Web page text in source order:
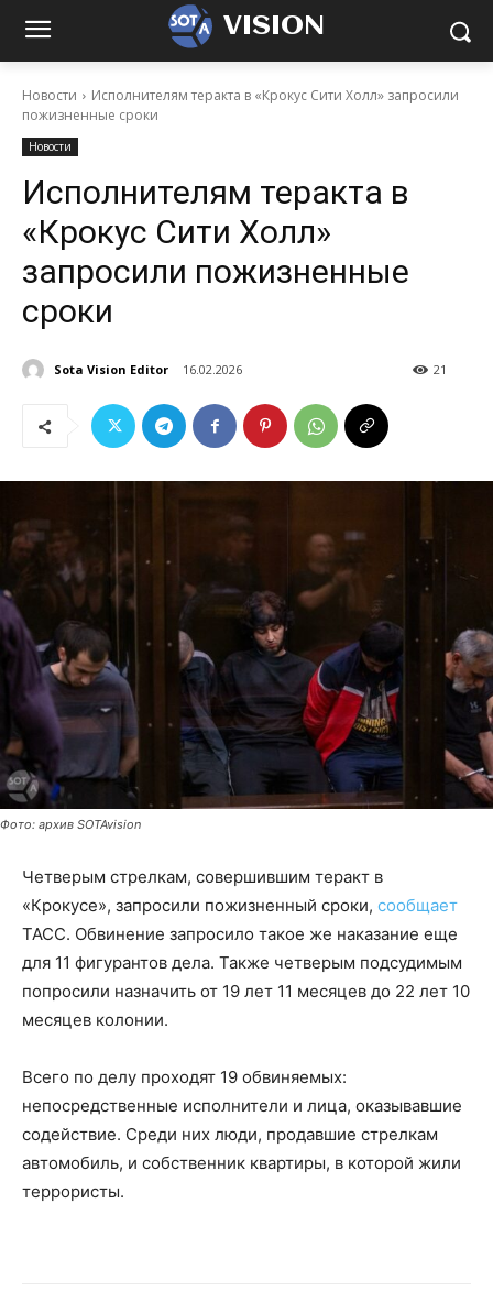
VISION
Новости
Исполнителям теракта в «Крокус Сити Холл» запросили
пожизненные сроки
Новости
Исполнителям теракта в
«Крокус Сити Холл»
запросили пожизненные
сроки
Sota Vision Editor 16.02.2026 21
Фото: архив SOTAvision
Четверым стрелкам, совершившим теракт в
«Крокусе», запросили пожизненный сроки, сообщает
ТАСС. Обвинение запросило такое же наказание еще
для 11 фигурантов дела. Также четверым подсудимым
попросили назначить от 19 лет 11 месяцев до 22 лет 10
месяцев колонии.
Всего по делу проходят 19 обвиняемых:
непосредственные исполнители и лица, оказывавшие
содействие. Среди них люди, продавшие стрелкам
автомобиль, и собственник квартиры, в которой жили
террористы.